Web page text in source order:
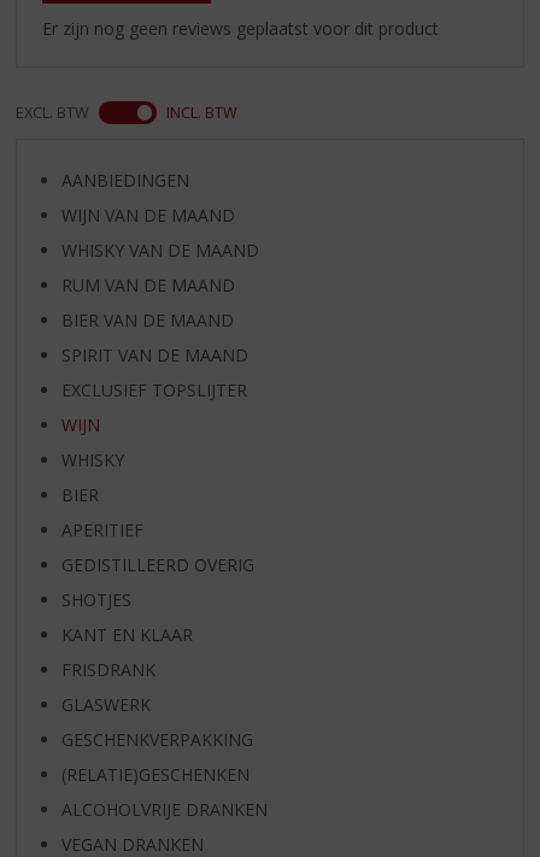
Er zijn nog geen reviews geplaatst voor dit product
EXCL. BTW INCL. BTW
AANBIEDINGEN
WIJN VAN DE MAAND
WHISKY VAN DE MAAND
RUM VAN DE MAAND
BIER VAN DE MAAND
SPIRIT VAN DE MAAND
EXCLUSIEF TOPSLIJTER
WIJN
WHISKY
BIER
APERITIEF
GEDISTILLEERD OVERIG
SHOTJES
KANT EN KLAAR
FRISDRANK
GLASWERK
GESCHENKVERPAKKING
(RELATIE)GESCHENKEN
ALCOHOLVRIJE DRANKEN
VEGAN DRANKEN